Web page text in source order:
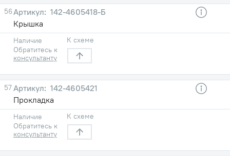
56
142-4605418-Б
Крышка
Наличие
Обратитесь к
консультанту
К схеме
57
142-4605421
Прокладка
Наличие
Обратитесь к
консультанту
К схеме